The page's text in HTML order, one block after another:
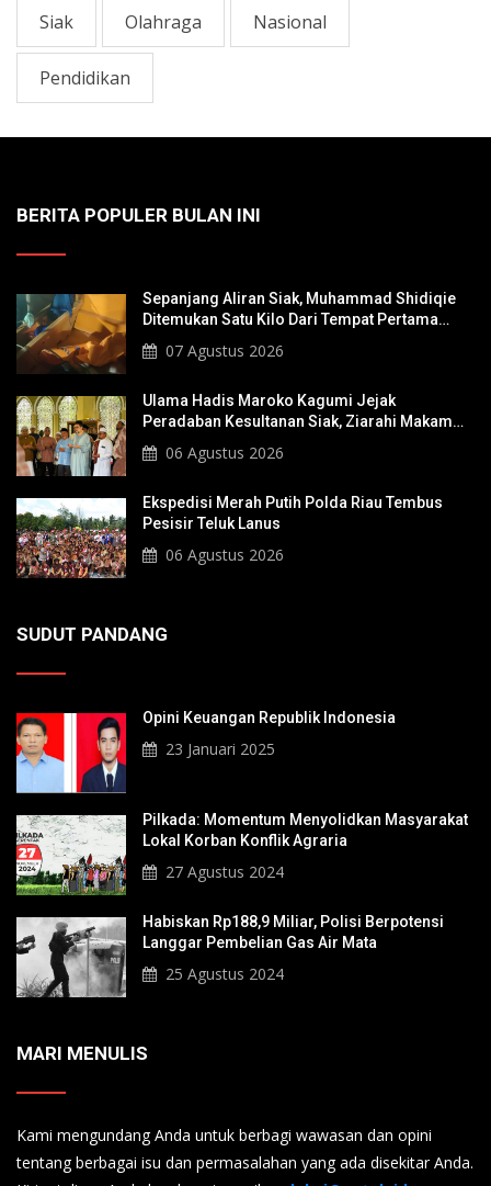
Siak Olahraga Nasional
Pendidikan
BERITA POPULER BULAN INI
Sepanjang Aliran Siak, Muhammad Shidiqie
Ditemukan Satu Kilo Dari Tempat Pertama
Tenggelam
07 Agustus 2026
Ulama Hadis Maroko Kagumi Jejak
Peradaban Kesultanan Siak, Ziarahi Makam
Sultan Hingga Pendiri Pekanbaru
06 Agustus 2026
Ekspedisi Merah Putih Polda Riau Tembus
Pesisir Teluk Lanus
06 Agustus 2026
SUDUT PANDANG
Opini Keuangan Republik Indonesia
23 Januari 2025
Pilkada: Momentum Menyolidkan Masyarakat
Lokal Korban Konflik Agraria
27 Agustus 2024
Habiskan Rp188,9 Miliar, Polisi Berpotensi
Langgar Pembelian Gas Air Mata
25 Agustus 2024
MARI MENULIS
Kami mengundang Anda untuk berbagi wawasan dan opini
tentang berbagai isu dan permasalahan yang ada disekitar Anda.